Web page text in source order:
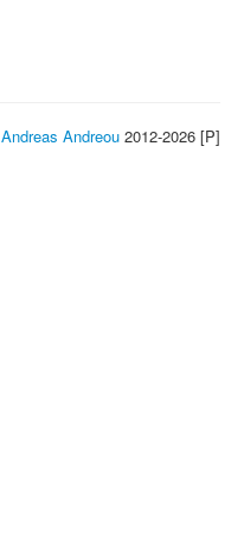
Andreas Andreou 2012-2026 [P]